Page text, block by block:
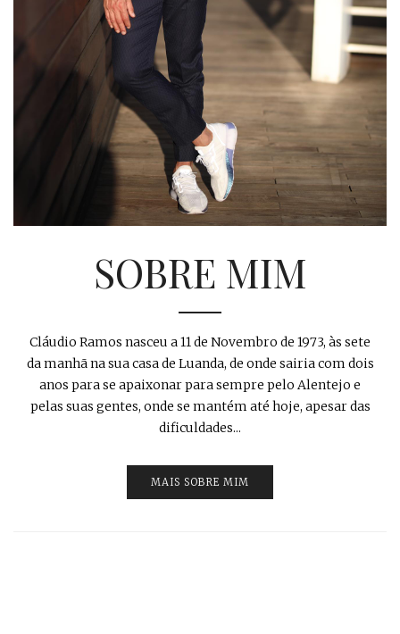
SOBRE MIM
Cláudio Ramos nasceu a 11 de Novembro de 1973, às sete
da manhã na sua casa de Luanda, de onde sairia com dois
anos para se apaixonar para sempre pelo Alentejo e
pelas suas gentes, onde se mantém até hoje, apesar das
dificuldades...
MAIS SOBRE MIM